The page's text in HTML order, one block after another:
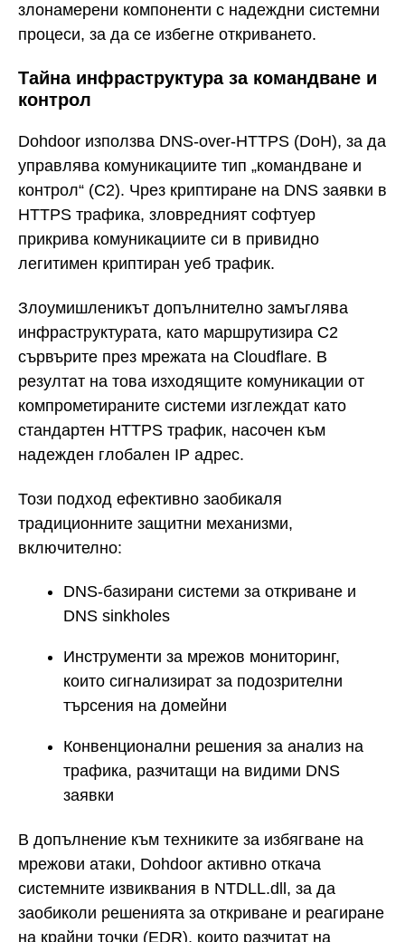
злонамерени компоненти с надеждни системни
процеси, за да се избегне откриването.
Тайна инфраструктура за командване и
контрол
Dohdoor използва DNS-over-HTTPS (DoH), за да
управлява комуникациите тип „командване и
контрол“ (C2). Чрез криптиране на DNS заявки в
HTTPS трафика, зловредният софтуер
прикрива комуникациите си в привидно
легитимен криптиран уеб трафик.
Злоумишленикът допълнително замъглява
инфраструктурата, като маршрутизира C2
сървърите през мрежата на Cloudflare. В
резултат на това изходящите комуникации от
компрометираните системи изглеждат като
стандартен HTTPS трафик, насочен към
надежден глобален IP адрес.
Този подход ефективно заобикаля
традиционните защитни механизми,
включително:
DNS-базирани системи за откриване и
DNS sinkholes
Инструменти за мрежов мониторинг,
които сигнализират за подозрителни
търсения на домейни
Конвенционални решения за анализ на
трафика, разчитащи на видими DNS
заявки
В допълнение към техниките за избягване на
мрежови атаки, Dohdoor активно откача
системните извиквания в NTDLL.dll, за да
заобиколи решенията за откриване и реагиране
на крайни точки (EDR), които разчитат на